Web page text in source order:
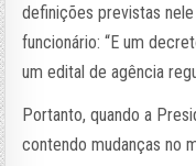
definições previstas nele
funcionário: “E um
um edital de agência
Portanto, quando a
contendo mudanças no